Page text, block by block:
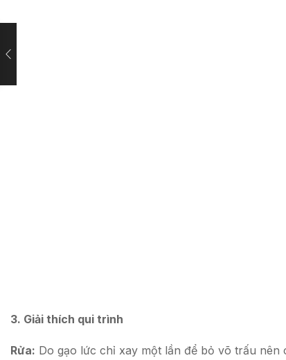
3. Giải thích qui trình
Rửa: Do gạo lức chỉ xay một lần để bỏ võ trấu